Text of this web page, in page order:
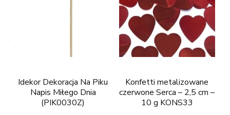
Idekor Dekoracja Na Piku
Napis Miłego Dnia
(PIK0030Z)
Konfetti metalizowane
czerwone Serca – 2,5 cm –
10 g KONS33